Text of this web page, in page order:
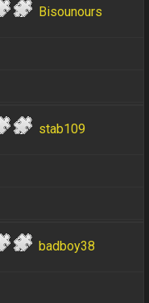
Bisounours
stab109
badboy38